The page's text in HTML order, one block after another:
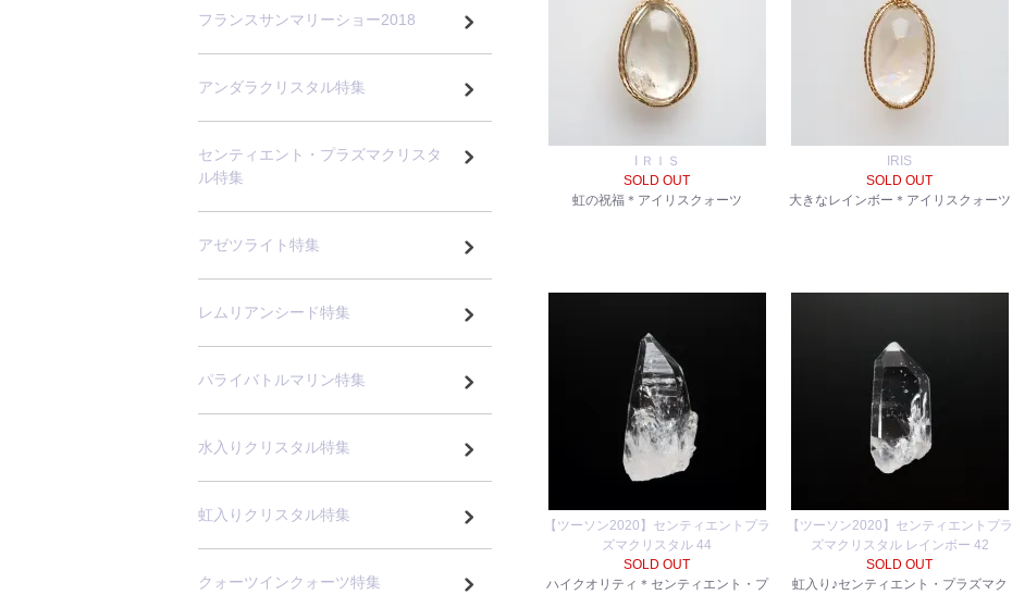
I ＲＩＳ
SOLD OUT
虹の祝福＊アイリスクォーツ
IRIS
SOLD OUT
大きなレインボー＊アイリスクォーツ
【ツーソン2020】センティエントプラ
ズマクリスタル 44
SOLD OUT
ハイクオリティ＊センティエント・プ
【ツーソン2020】センティエントプラ
ズマクリスタル レインボー 42
SOLD OUT
虹入り♪センティエント・プラズマク
フランスサンマリーショー2018
アンダラクリスタル特集
センティエント・プラズマクリスタ
ル特集
アゼツライト特集
レムリアンシード特集
パライバトルマリン特集
水入りクリスタル特集
虹入りクリスタル特集
クォーツインクォーツ特集